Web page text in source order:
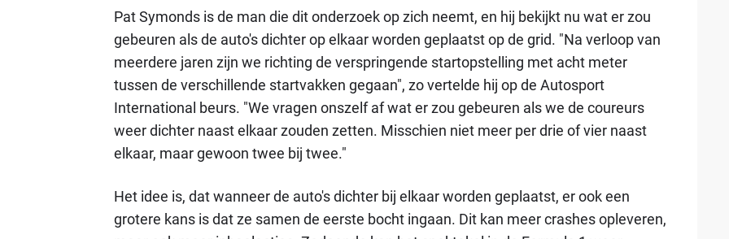
Pat Symonds is de man die dit onderzoek op zich neemt, en hij bekijkt nu wat er zou
gebeuren als de auto's dichter op elkaar worden geplaatst op de grid. "Na verloop van
meerdere jaren zijn we richting de verspringende startopstelling met acht meter
tussen de verschillende startvakken gegaan", zo vertelde hij op de Autosport
International beurs. "We vragen onszelf af wat er zou gebeuren als we de coureurs
weer dichter naast elkaar zouden zetten. Misschien niet meer per drie of vier naast
elkaar, maar gewoon twee bij twee."
Het idee is, dat wanneer de auto's dichter bij elkaar worden geplaatst, er ook een
grotere kans is dat ze samen de eerste bocht ingaan. Dit kan meer crashes opleveren,